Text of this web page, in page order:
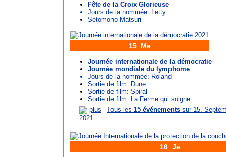
Fête de la Croix Glorieuse
Jours de la nommée: Letty
Setomono Matsuri
15 Me
Journée internationale de la démocratie
Journée mondiale du lymphome
Jours de la nommée: Roland
Sortie de film: Dune
Sortie de film: Spiral
Sortie de film: La Ferme qui soigne
plus
Tous les 15 événements sur 15.
2021
16 Je